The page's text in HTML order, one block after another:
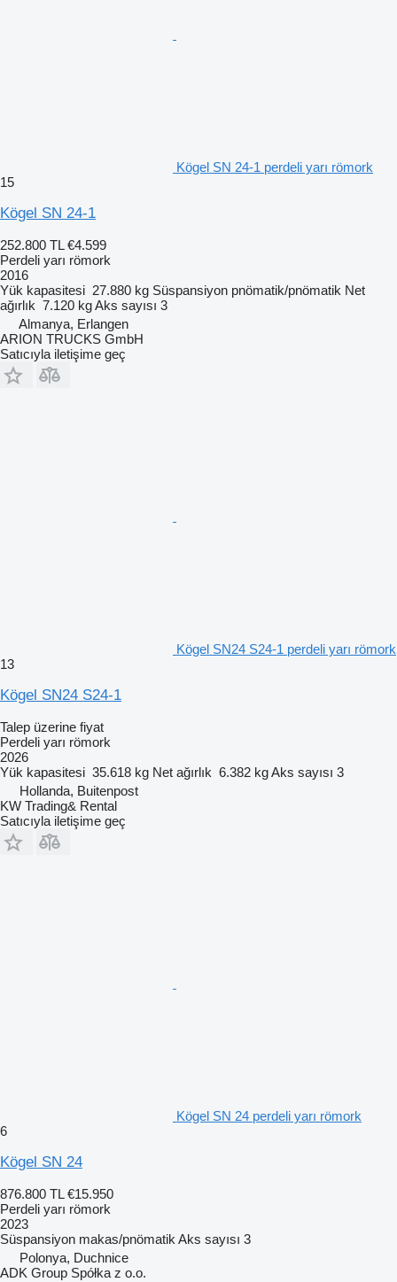
Kögel SN 24-1 perdeli yarı römork
15
Kögel SN 24-1
252.800 TL €4.599
Perdeli yarı römork
2016
Yük kapasitesi 27.880 kg Süspansiyon pnömatik/pnömatik Net
ağırlık 7.120 kgAks sayısı 3
Almanya, Erlangen
ARION TRUCKS GmbH
Satıcıyla iletişime geç
Kögel SN24 S24-1 perdeli yarı römork
13
Kögel SN24 S24-1
Talep üzerine fiyat
Perdeli yarı römork
2026
Yük kapasitesi 35.618 kg Net ağırlık 6.382 kgAks sayısı 3
Hollanda, Buitenpost
KW Trading& Rental
Satıcıyla iletişime geç
Kögel SN 24 perdeli yarı römork
6
Kögel SN 24
876.800 TL €15.950
Perdeli yarı römork
2023
Süspansiyon makas/pnömatik Aks sayısı 3
Polonya, Duchnice
ADK Group Spółka z o.o.